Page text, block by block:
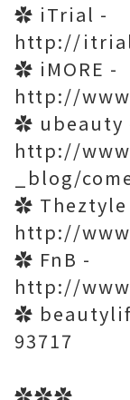
✿ iTrial -
http://
✿ iMORE -
http://
✿ ubeauty
http://
_blog/
✿ Theztyle
http://
✿ FnB -
http://
✿
93717